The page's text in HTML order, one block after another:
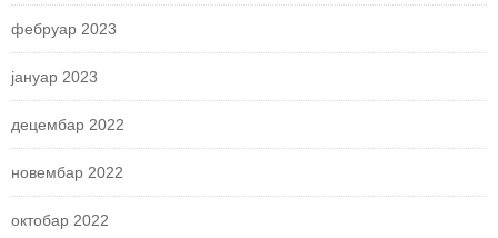
фебруар 2023
јануар 2023
децембар 2022
новембар 2022
октобар 2022